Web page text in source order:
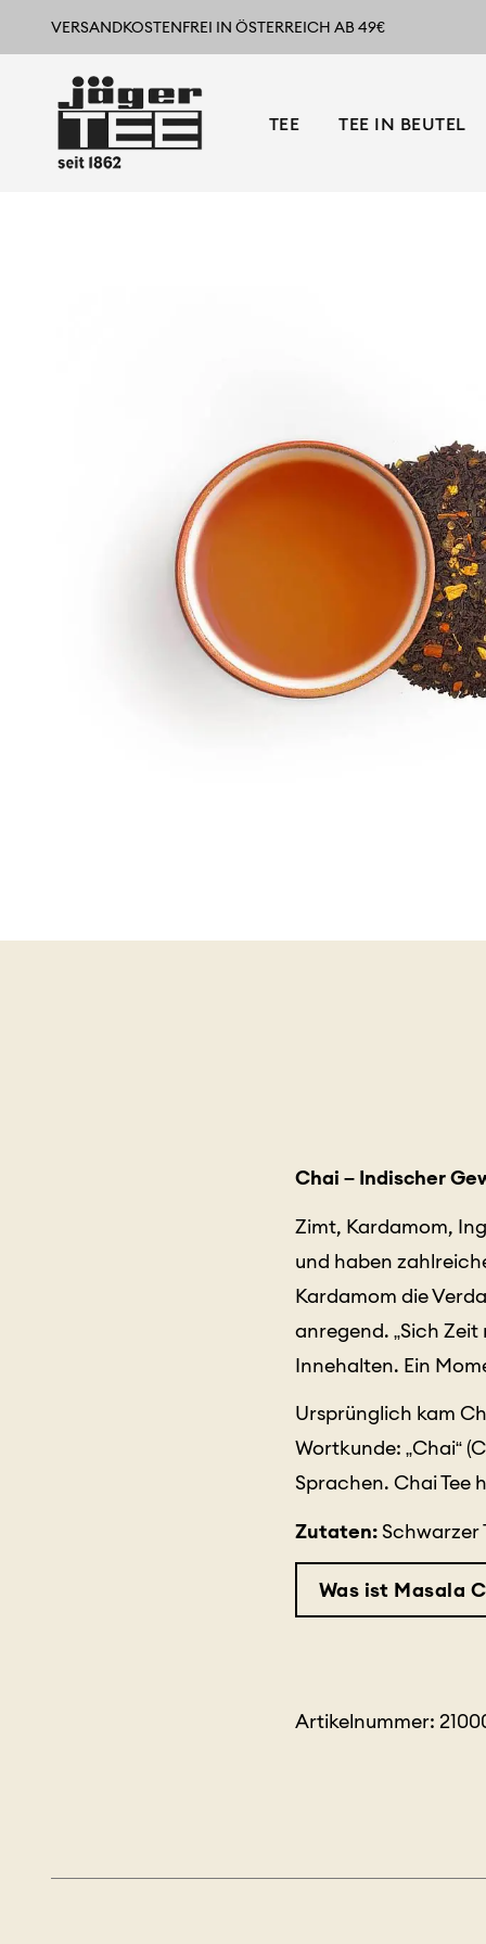
VERSANDKOSTENFREI IN ÖSTERREICH AB 49€
TEE TEE IN BEUTEL
Chai – Indischer
Zimt, Kardamom,
und haben
Kardamom die
anregend. „Sich Zeit
Innehalten. Ein
Ursprünglich kam
Wortkunde: „Chai“
Sprachen. Chai Tee
Zutaten: Schwarzer
Was ist Masala
Artikelnummer: